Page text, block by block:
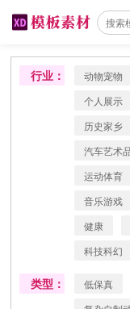
行业： 动物宠物
个人展示
历史家乡
汽车艺术
运动体育
音乐游戏
健康
科技科幻
类型： 低保真